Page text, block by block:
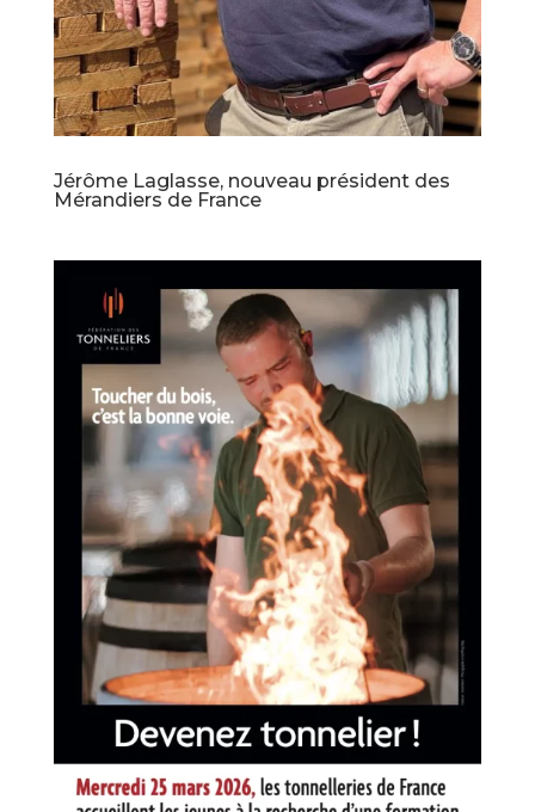
Jérôme Laglasse, nouveau président des
Mérandiers de France